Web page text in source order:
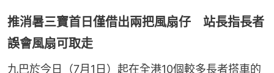
推消暑三寶首日僅借出兩把風扇仔 站長指長者
誤會風扇可取走
九巴於今日（7月1日）起在全港10個較多長者搭車的